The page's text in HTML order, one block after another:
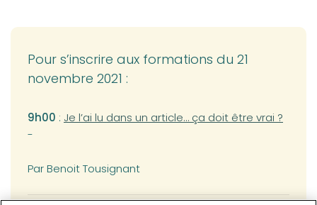
Pour s’inscrire aux formations du 21
novembre 2021 :
9h00 : (opens in a new tab)
Je l’ai lu dans un article… ça doit être vrai ?
-
Par Benoit Tousignant